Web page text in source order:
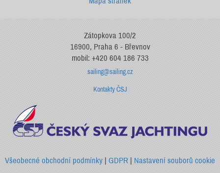
Zátopkova 100/2
16900, Praha 6 - Břevnov
mobil: +420 604 186 733
sailing@sailing.cz
Kontakty ČSJ
Všeobecné obchodní podmínky| GDPR |Nastavení souborů cookie